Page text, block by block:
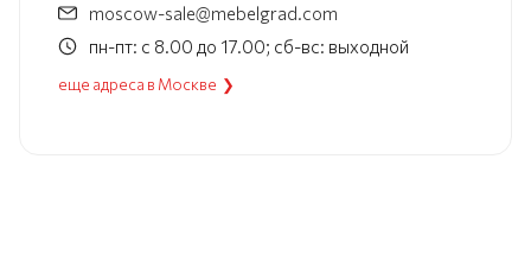
moscow-sale@mebelgrad.com
пн-пт: с 8.00 до 17.00; сб-вс: выходной
еще адреса в Москве ❯